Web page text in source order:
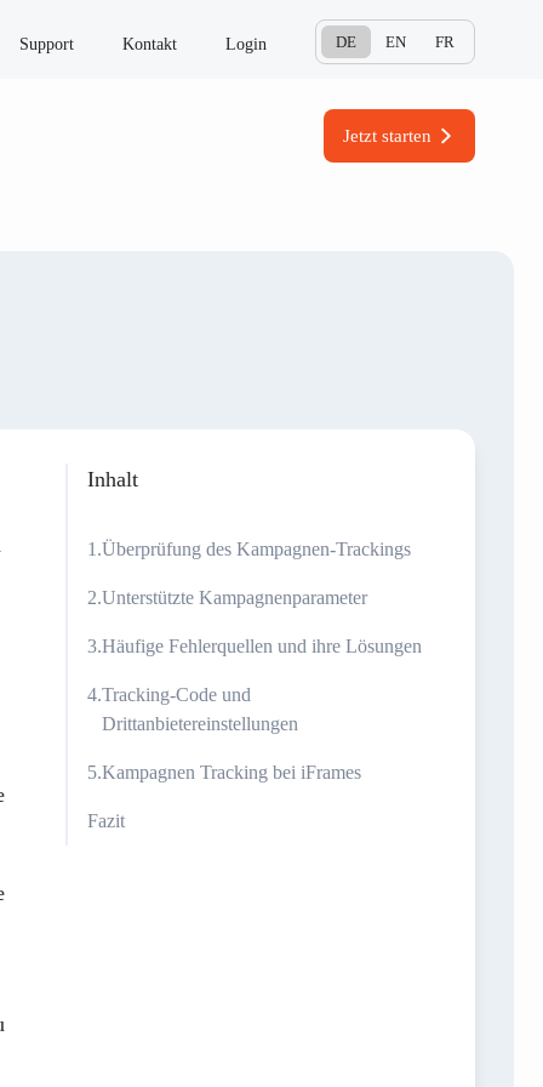
Jetzt starten
Support Kontakt Login DE EN FR
Inhalt
Überprüfung des Kampagnen-Trackings
Unterstützte Kampagnenparameter
Häufige Fehlerquellen und ihre Lösungen
Tracking-Code und
Drittanbietereinstellungen
Kampagnen Tracking bei iFrames
Fazit